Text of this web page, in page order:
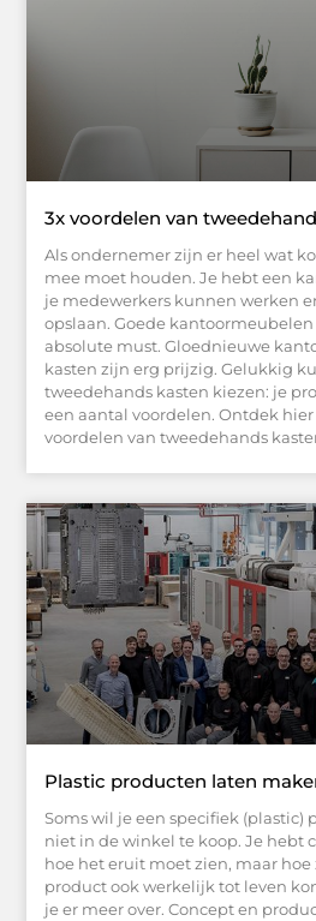
3x voordelen van
Als ondernemer zijn er heel wat
mee moet houden. Je hebt een
je medewerkers kunnen werken
opslaan. Goede
absolute must. Gloednieuwe
kasten zijn erg prijzig. Gelukkig
tweedehands kasten kiezen: je
een aantal voordelen. Ontdek hier
voordelen van tweedehands
Plastic producten laten
Soms wil je een specifiek (plastic)
niet in de winkel te koop. Je hebt
hoe het eruit moet zien, maar
product ook werkelijk tot leven
je er meer over. Concept en